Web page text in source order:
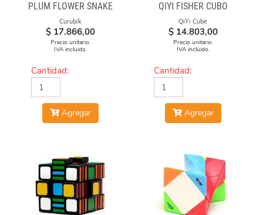
PLUM FLOWER SNAKE
Curubik
$ 17.866,00
Precio unitario.
IVA incluido.
Cantidad:
Agregar
QIYI FISHER CUBO
QiYi Cube
$ 14.803,00
Precio unitario.
IVA incluido.
Cantidad:
Agregar